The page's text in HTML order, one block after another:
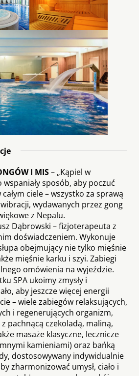
I MIS– „Kąpiel w
wspaniały sposób, aby poczuć
ciele – wszystko za sprawą
wydawanych przez gong
z Nepalu.
Dąbrowski – fizjoterapeuta z
doświadczeniem. Wykonuje
obejmujący nie tylko mięśnie
mięśnie karku i szyi. Zabiegi
omówienia na wyjeździe.
SPA ukoimy zmysły i
aby jeszcze więcej energii
– wiele zabiegów relaksujących,
i regenerujących organizm,
pachnącą czekoladą, maliną,
masaże klasyczne, lecznicze
kamieniami) oraz bańką
dostosowywany indywidualnie
zharmonizować umysł, ciało i